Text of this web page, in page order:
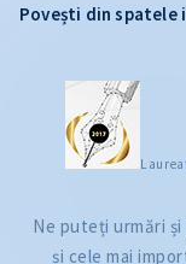
Povești din spatele
Ne puteți urmări
și cele mai